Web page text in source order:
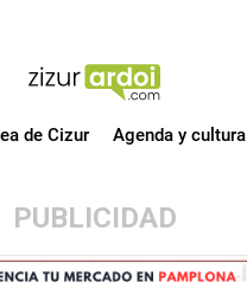
de Cizur Agenda y cultura
PUBLICIDAD